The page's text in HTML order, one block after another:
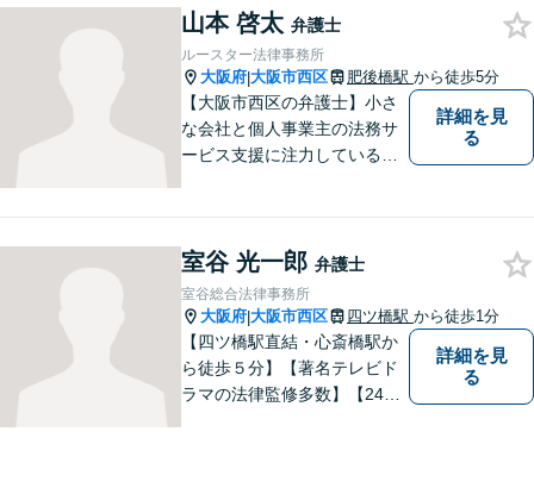
山本 啓太 弁護士
ルースター法律事務所
大阪府|大阪市西区 肥後橋駅 から徒歩5分
【大阪市西区の弁護士】小さ
な会社と個人事業主の法務サ
ービス支援に注力している弁
なり、 自身の知識・経験をも
とに、経営者の皆様のお役に
立ちたいと思っています。
詳細を見
る
室谷 光一郎 弁護士
室谷総合法律事務所
大阪府|大阪市西区 四ツ橋駅 から徒歩1分
【四ツ橋駅直結・心斎橋駅か
ら徒歩５分】【著名テレビド
ラマの法律監修多数】【24時
詳細を見
る